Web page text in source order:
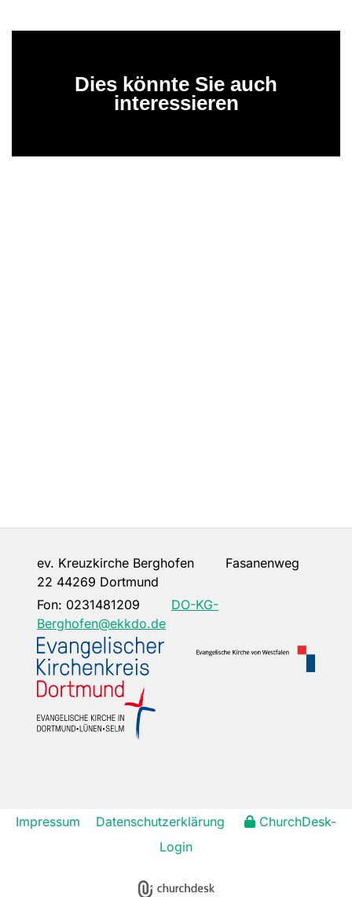
Dies könnte Sie auch
interessieren
ev. Kreuzkirche Berghofen Fasanenweg
22 44269 Dortmund
Fon: 0231481209
DO-KG-
Berghofen@ekkdo.de
Impressum Datenschutzerklärung
ChurchDesk-
Login